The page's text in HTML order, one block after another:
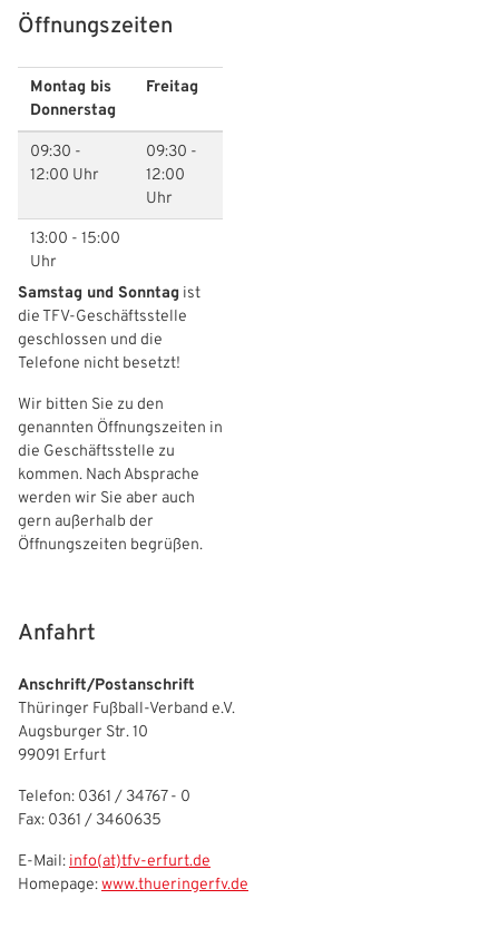
Öffnungszeiten
Montag bis
Donnerstag
Freitag
09:30 -
12:00 Uhr
09:30 -
12:00
Uhr
13:00 - 15:00
Uhr
Samstag und Sonntag ist
die TFV-Geschäftsstelle
geschlossen und die
Telefone nicht besetzt!
Wir bitten Sie zu den
genannten Öffnungszeiten in
die Geschäftsstelle zu
kommen. Nach Absprache
werden wir Sie aber auch
gern außerhalb der
Öffnungszeiten begrüßen.
Anfahrt
Anschrift/Postanschrift
Thüringer Fußball-Verband e.V.
Augsburger Str. 10
99091 Erfurt
Telefon: 0361 / 34767 - 0
Fax: 0361 / 3460635
E-Mail: info(at)tfv-erfurt.de
Homepage:www.thueringerfv.de
Freizeit- und Breitensport
Futsal
Kinder- und Jugendschutz
#siekickt
Tage des Mädchenfußballs
Datenschutz
Länderspiele
Impressum